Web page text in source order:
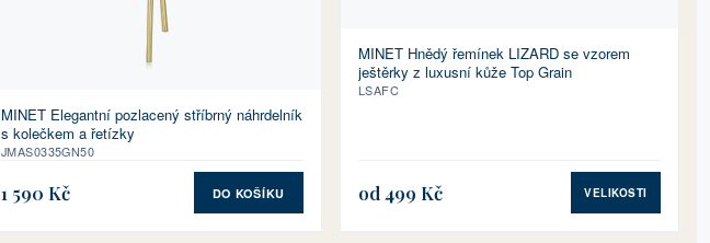
MINET Elegantní pozlacený stříbrný náhrdelník
s kolečkem a řetízky
JMAS0335GN50
1 590 Kč DO KOŠÍKU
MINET Hnědý řemínek LIZARD se vzorem
ještěrky z luxusní kůže Top Grain
LSAFC
od 499 Kč VELIKOSTI